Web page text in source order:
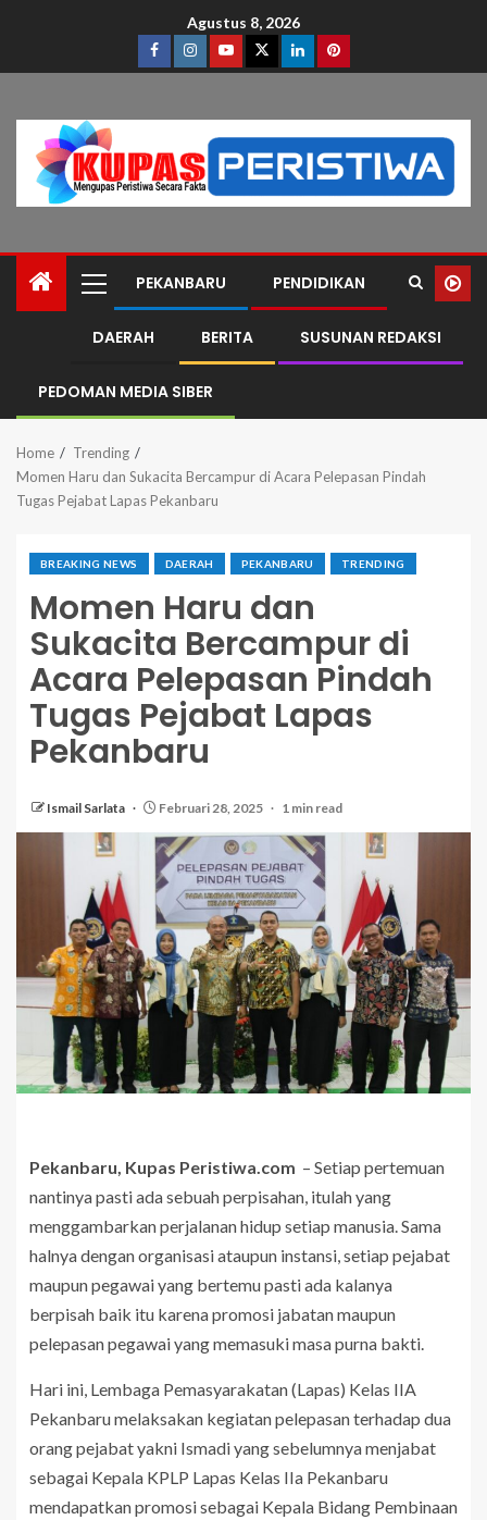
Agustus 8, 2026
PEKANBARU PENDIDIKAN
DAERAH BERITA SUSUNAN REDAKSI
PEDOMAN MEDIA SIBER
Home
Trending
Momen Haru dan Sukacita Bercampur di Acara Pelepasan Pindah
Tugas Pejabat Lapas Pekanbaru
BREAKING NEWS DAERAH PEKANBARU TRENDING
Momen Haru dan
Sukacita Bercampur di
Acara Pelepasan Pindah
Tugas Pejabat Lapas
Pekanbaru
Ismail Sarlata Februari 28, 2025 1 min read
Pekanbaru, Kupas Peristiwa.com – Setiap pertemuan
nantinya pasti ada sebuah perpisahan, itulah yang
menggambarkan perjalanan hidup setiap manusia. Sama
halnya dengan organisasi ataupun instansi, setiap pejabat
maupun pegawai yang bertemu pasti ada kalanya
berpisah baik itu karena promosi jabatan maupun
pelepasan pegawai yang memasuki masa purna bakti.
Hari ini, Lembaga Pemasyarakatan (Lapas) Kelas IIA
Pekanbaru melaksakan kegiatan pelepasan terhadap dua
orang pejabat yakni Ismadi yang sebelumnya menjabat
sebagai Kepala KPLP Lapas Kelas IIa Pekanbaru
mendapatkan promosi sebagai Kepala Bidang Pembinaan